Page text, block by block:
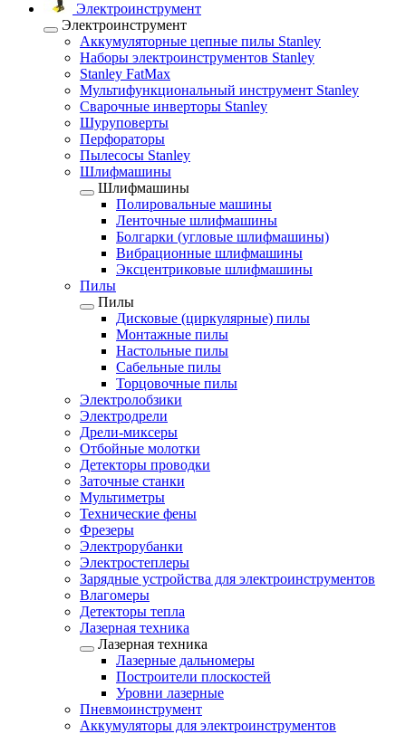
Электроинструмент
Электроинструмент
Аккумуляторные цепные пилы Stanley
Наборы электроинструментов Stanley
Stanley FatMax
Мультифункциональный инструмент Stanley
Сварочные инверторы Stanley
Шуруповерты
Перфораторы
Пылесосы Stanley
Шлифмашины
Шлифмашины
Полировальные машины
Ленточные шлифмашины
Болгарки (угловые шлифмашины)
Вибрационные шлифмашины
Эксцентриковые шлифмашины
Пилы
Пилы
Дисковые (циркулярные) пилы
Монтажные пилы
Настольные пилы
Сабельные пилы
Торцовочные пилы
Электролобзики
Электродрели
Дрели-миксеры
Отбойные молотки
Детекторы проводки
Заточные станки
Мультиметры
Технические фены
Фрезеры
Электрорубанки
Электростеплеры
Зарядные устройства для электроинструментов
Влагомеры
Детекторы тепла
Лазерная техника
Лазерная техника
Лазерные дальномеры
Построители плоскостей
Уровни лазерные
Пневмоинструмент
Аккумуляторы для электроинструментов